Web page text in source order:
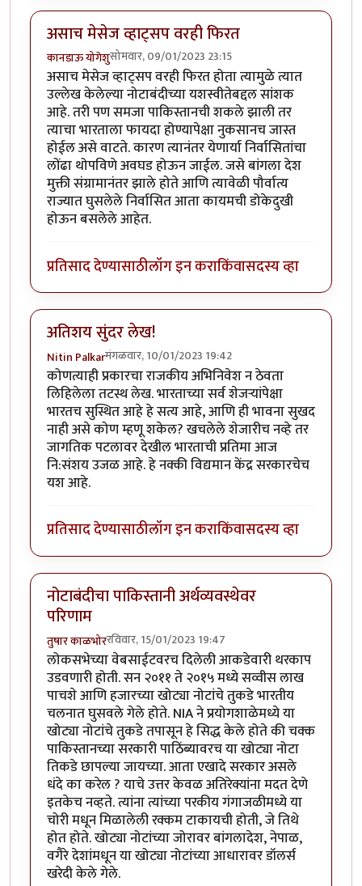
असाच मेसेज व्हाट्सप वरही फिरत
कानडाऊ योगेशुसोमवार, 09/01/2023 23:15
असाच मेसेज व्हाट्सप वरही फिरत होता त्यामुळे त्यात
उल्लेख केलेल्या नोटाबंदीच्या यशस्वीतेबद्दल सांशक
आहे. तरी पण समजा पाकिस्तानची शकले झाली तर
त्याचा भारताला फायदा होण्यापेक्षा नुकसानच जास्त
होईल असे वाटते. कारण त्यानंतर येणार्या निर्वासितांचा
लोंढा थोपविणे अवघड होऊन जाईल. जसे बांगला देश
मुक्ती संग्रामानंतर झाले होते आणि त्यावेळी पौर्वात्य
राज्यात घुसलेले निर्वासित आता कायमची डोकेदुखी
होऊन बसलेले आहेत.
प्रतिसाद देण्यासाठीलॉग इन कराकिंवासदस्य व्हा
अतिशय सुंदर लेख!
Nitin Palkarमंगळवार, 10/01/2023 19:42
कोणत्याही प्रकारचा राजकीय अभिनिवेश न ठेवता
लिहिलेला तटस्थ लेख. भारताच्या सर्व शेजऱ्यांपेक्षा
भारतच सुस्थित आहे हे सत्य आहे, आणि ही भावना सुखद
नाही असे कोण म्हणू शकेल? खचलेले शेजारीच नव्हे तर
जागतिक पटलावर देखील भारताची प्रतिमा आज
नि:संशय उजळ आहे. हे नक्की विद्यमान केंद्र सरकारचेच
यश आहे.
प्रतिसाद देण्यासाठीलॉग इन कराकिंवासदस्य व्हा
नोटाबंदीचा पाकिस्तानी अर्थव्यवस्थेवर
परिणाम
तुषार काळभोररविवार, 15/01/2023 19:47
लोकसभेच्या वेबसाईटवरच दिलेली आकडेवारी थरकाप
उडवणारी होती. सन २०११ ते २०१५ मध्ये सव्वीस लाख
पाचशे आणि हजारच्या खोट्या नोटांचे तुकडे भारतीय
चलनात घुसवले गेले होते. NIA ने प्रयोगशाळेमध्ये या
खोट्या नोटांचे तुकडे तपासून हे सिद्ध केले होते की चक्क
पाकिस्तानच्या सरकारी पाठिंब्यावरच या खोट्या नोटा
तिकडे छापल्या जायच्या. आता एखादे सरकार असले
धंदे का करेल ? याचे उत्तर केवळ अतिरेक्यांना मदत देणे
इतकेच नव्हते. त्यांना त्यांच्या परकीय गंगाजळीमध्ये या
चोरी मधून मिळालेली रक्कम टाकायची होती, जे तिथे
होत होते. खोट्या नोटांच्या जोरावर बांगलादेश, नेपाळ,
वगैरे देशांमधून या खोट्या नोटांच्या आधारावर डॉलर्स
खरेदी केले गेले.